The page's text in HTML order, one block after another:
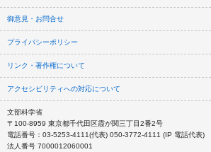
御意見・お問合せ
プライバシーポリシー
リンク・著作権について
アクセシビリティへの対応について
文部科学省
〒100-8959 東京都千代田区霞が関三丁目2番2号
電話番号：03-5253-4111(代表) 050-3772-4111 (IP 電話代表)
法人番号 7000012060001